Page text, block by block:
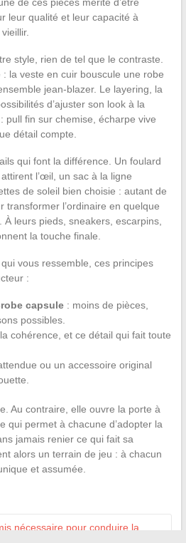
leur qualité et leur capacité à
style, rien de tel que le contraste.
la veste en cuir bouscule une robe
jean-blazer. Le layering, la
d’ajuster son look à la
pull fin sur chemise, écharpe vive
détail compte.
qui font la différence. Un foulard
l’œil, un sac à la ligne
de soleil bien choisie : autant de
transformer l’ordinaire en quelque
leurs pieds, sneakers, escarpins,
la touche finale.
vous ressemble, ces principes
:
capsule: moins de pièces,
possibles.
cohérence, et ce détail qui fait toute
ou un accessoire original
Au contraire, elle ouvre la porte à
qui permet à chacune d’adopter la
jamais renier ce qui fait sa
alors un terrain de jeu : à chacun
et assumée.
nécessaire pour conduire la